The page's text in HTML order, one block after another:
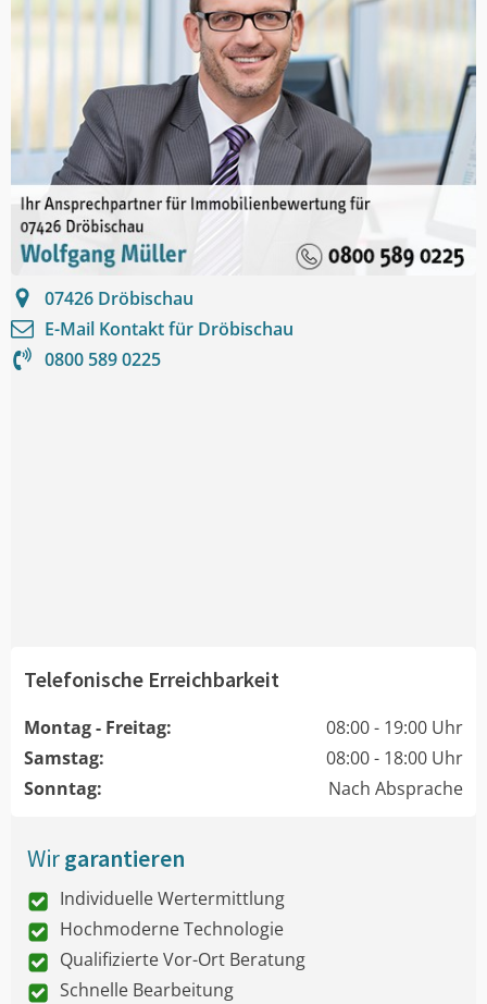
07426 Dröbischau
E-Mail Kontakt für Dröbischau
0800 589 0225
Telefonische Erreichbarkeit
Montag - Freitag:
08:00 - 19:00 Uhr
Samstag:
08:00 - 18:00 Uhr
Sonntag:
Nach Absprache
Wirgarantieren
Individuelle Wertermittlung
Hochmoderne Technologie
Qualifizierte Vor-Ort Beratung
Schnelle Bearbeitung